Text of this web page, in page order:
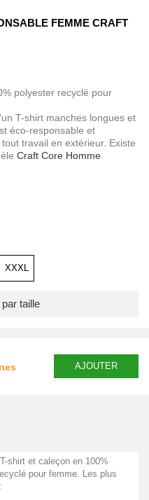
FEMME CRAFT
polyester recyclé pour
T-shirt manches longues et
éco-responsable et
travail en extérieur. Existe
Craft Core Homme
XXXL
taille
AJOUTER
shirt et caleçon en 100%
pour femme. Les plus